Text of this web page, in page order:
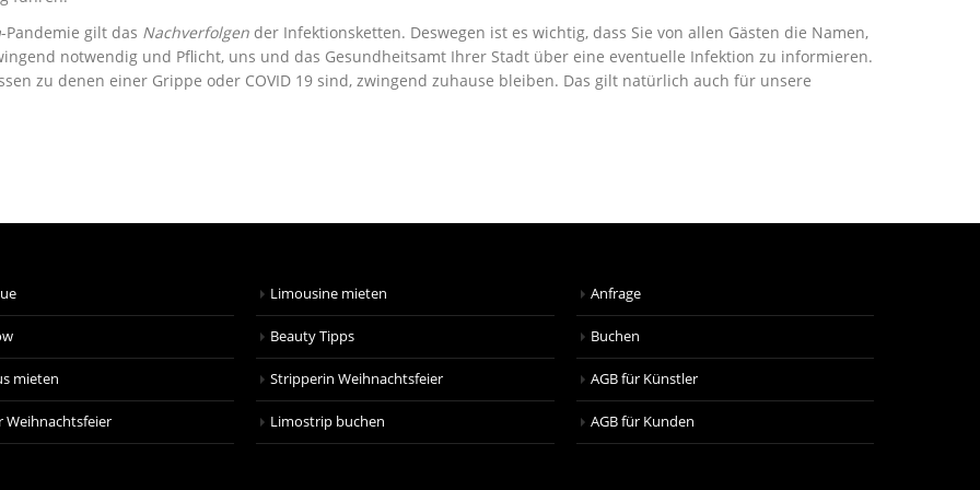
-Pandemie gilt das Nachverfolgen der Infektionsketten. Deswegen ist es wichtig, dass Sie von allen Gästen die Namen,
notwendig und Pflicht, uns und das Gesundheitsamt Ihrer Stadt über eine eventuelle Infektion zu informieren.
zu denen einer Grippe oder COVID 19 sind, zwingend zuhause bleiben. Das gilt natürlich auch für unsere
mieten
Weihnachtsfeier
Limousine mieten
Beauty Tipps
Stripperin Weihnachtsfeier
Limostrip buchen
Anfrage
Buchen
AGB für Künstler
AGB für Kunden